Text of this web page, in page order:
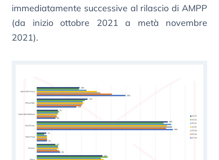
immediatamente successive al rilascio di AMPP
(da inizio ottobre 2021 a metà novembre
2021).